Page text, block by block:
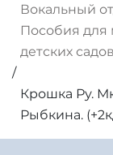
Вокальный
Пособия для
детских
/
Крошка Ру.
Рыбкина.